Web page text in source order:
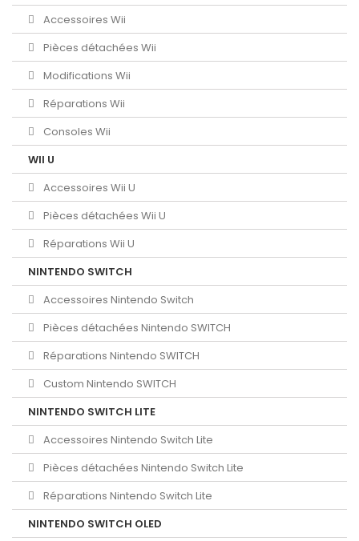
Accessoires Wii
Pièces détachées Wii
Modifications Wii
Réparations Wii
Consoles Wii
WII U
Accessoires Wii U
Pièces détachées Wii U
Réparations Wii U
NINTENDO SWITCH
Accessoires Nintendo Switch
Pièces détachées Nintendo SWITCH
Réparations Nintendo SWITCH
Custom Nintendo SWITCH
NINTENDO SWITCH LITE
Accessoires Nintendo Switch Lite
Pièces détachées Nintendo Switch Lite
Réparations Nintendo Switch Lite
NINTENDO SWITCH OLED